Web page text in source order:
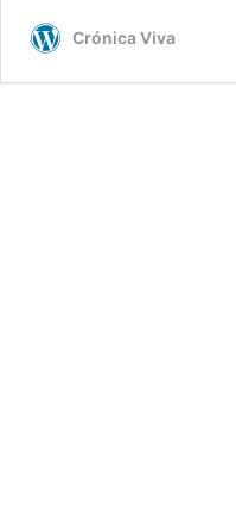
Crónica Viva